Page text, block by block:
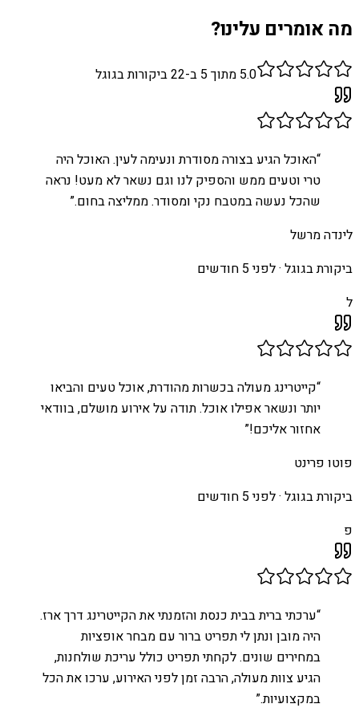
מה אומרים עלינו?
5.0 מתוך 5 ב- 22ביקורות בגוגל
“האוכל הגיע בצורה מסודרת ונעימה לעין. האוכל היה
טרי וטעים ממש והספיק לנו וגם נשאר לא מעט! נראה
שהכל נעשה במטבח נקי ומסודר. ממליצה בחום.”
לינדה מרשל
ביקורת בגוגל ·לפני 5 חודשים
ל
“קייטרינג מעולה בכשרות מהודרת, אוכל טעים והביאו
יותר ונשאר אפילו אוכל. תודה על אירוע מושלם, בוודאי
אחזור אליכם!”
פוטו פרינט
ביקורת בגוגל ·לפני 5 חודשים
פ
“ערכתי ברית בבית כנסת והזמנתי את הקייטרינג דרך ארז.
היה מובן ונתן לי תפריט ברור עם מבחר אופציות
במחירים שונים. לקחתי תפריט כולל עריכת שולחנות,
הגיע צוות מעולה, הרבה זמן לפני האירוע, ערכו את הכל
במקצועיות.”